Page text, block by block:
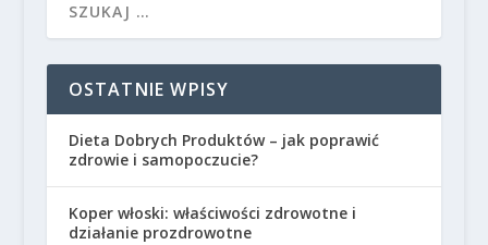
OSTATNIE WPISY
Dieta Dobrych Produktów – jak poprawić
zdrowie i samopoczucie?
Koper włoski: właściwości zdrowotne i
działanie prozdrowotne